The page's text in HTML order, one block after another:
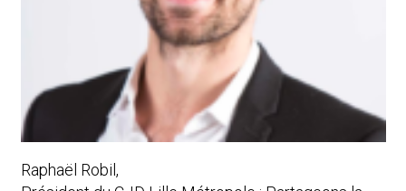
Raphaël Robil,